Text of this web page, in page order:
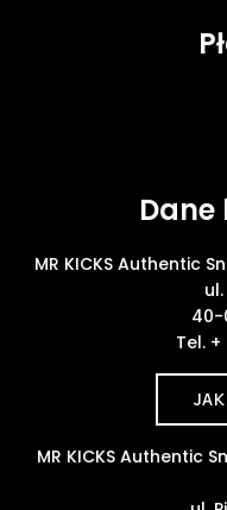
MR KICKS Authentic
40-
Tel.
MR KICKS Authentic